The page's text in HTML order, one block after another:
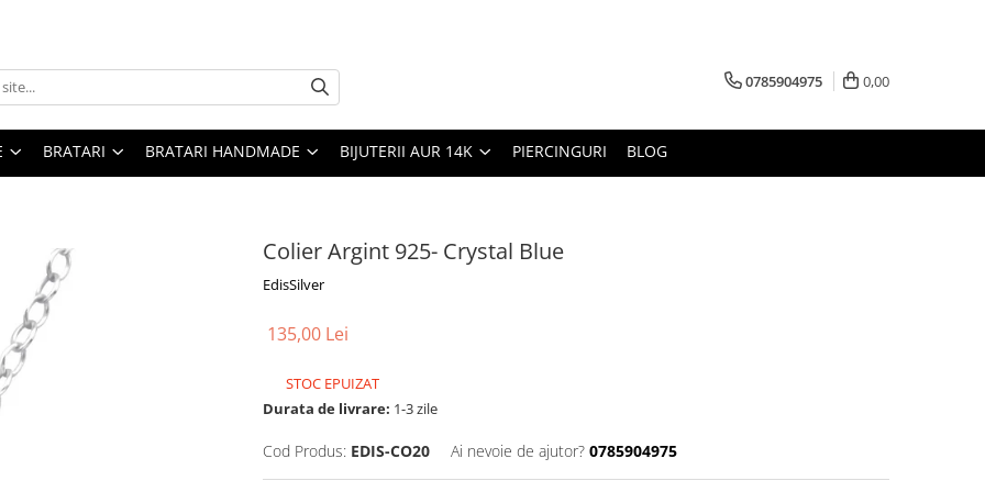
0785904975 0,00
BRATARI BRATARI HANDMADE BIJUTERII AUR 14K PIERCINGURI BLOG
Colier Argint 925- Crystal Blue
EdisSilver
135,00 Lei
STOC EPUIZAT
Durata de livrare: 1-3 zile
Cod Produs: EDIS-CO20 Ai nevoie de ajutor? 0785904975